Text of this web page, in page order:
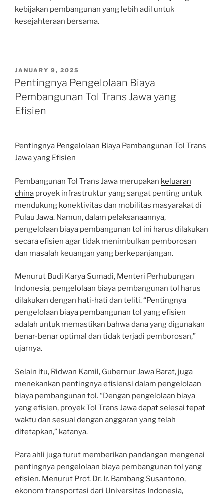
kebijakan pembangunan yang lebih adil untuk
kesejahteraan bersama.
POSTED
ON
JANUARY 9, 2025
Pentingnya Pengelolaan Biaya
Pembangunan Tol Trans Jawa yang
Efisien
Pentingnya Pengelolaan Biaya Pembangunan Tol Trans
Jawa yang Efisien
Pembangunan Tol Trans Jawa merupakan keluaran
china proyek infrastruktur yang sangat penting untuk
mendukung konektivitas dan mobilitas masyarakat di
Pulau Jawa. Namun, dalam pelaksanaannya,
pengelolaan biaya pembangunan tol ini harus dilakukan
secara efisien agar tidak menimbulkan pemborosan
dan masalah keuangan yang berkepanjangan.
Menurut Budi Karya Sumadi, Menteri Perhubungan
Indonesia, pengelolaan biaya pembangunan tol harus
dilakukan dengan hati-hati dan teliti. “Pentingnya
pengelolaan biaya pembangunan tol yang efisien
adalah untuk memastikan bahwa dana yang digunakan
benar-benar optimal dan tidak terjadi pemborosan,”
ujarnya.
Selain itu, Ridwan Kamil, Gubernur Jawa Barat, juga
menekankan pentingnya efisiensi dalam pengelolaan
biaya pembangunan tol. “Dengan pengelolaan biaya
yang efisien, proyek Tol Trans Jawa dapat selesai tepat
waktu dan sesuai dengan anggaran yang telah
ditetapkan,” katanya.
Para ahli juga turut memberikan pandangan mengenai
pentingnya pengelolaan biaya pembangunan tol yang
efisien. Menurut Prof. Dr. Ir. Bambang Susantono,
ekonom transportasi dari Universitas Indonesia,